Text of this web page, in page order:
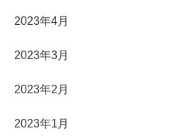
2023年4月
2023年3月
2023年2月
2023年1月